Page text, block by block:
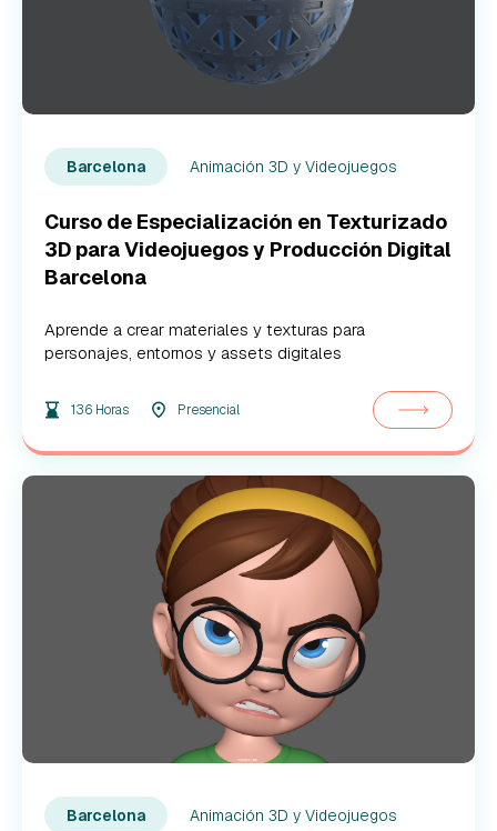
Barcelona Animación 3D y Videojuegos
Curso de Especialización en Texturizado
3D para Videojuegos y Producción Digital
Barcelona
Aprende a crear materiales y texturas para
personajes, entornos y assets digitales
136 Horas Presencial
Barcelona Animación 3D y Videojuegos